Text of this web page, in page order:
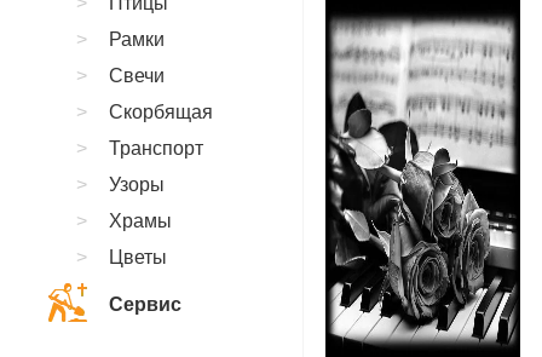
Рамки
Свечи
Скорбящая
Транспорт
Узоры
Храмы
Цветы
Сервис